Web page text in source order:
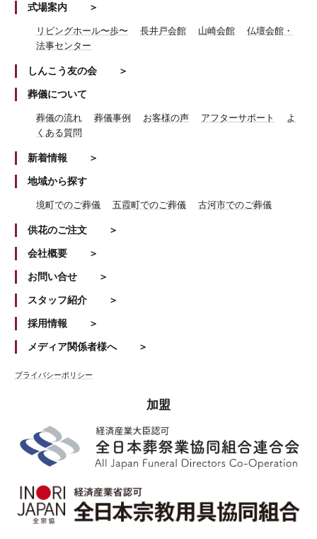
式場案内
リビングホール〜歩〜 長井戸会館 山崎会館
仏壇会館・
法事センター
しんこう友の会
葬儀について
葬儀の流れ 葬儀事例 お客様の声 アフターサポート
よ
くある質問
新着情報
地域から探す
境町でのご葬儀 五霞町でのご葬儀 古河市でのご葬儀
供花のご注文
会社概要
お問い合せ
スタッフ紹介
採用情報
メディア関係者様へ
プライバシーポリシー
加盟